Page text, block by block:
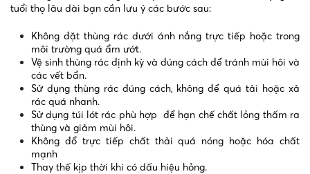
tuổi thọ lâu dài bạn cần lưu ý các bước sau:
Không đặt thùng rác dưới ánh nắng trực tiếp hoặc trong
môi trường quá ẩm ướt.
Vệ sinh thùng rác định kỳ và đúng cách để tránh mùi hôi và
các vết bẩn.
Sử dụng thùng rác đúng cách, không để quá tải hoặc xả
rác quá nhanh.
Sử dụng túi lót rác phù hợp để hạn chế chất lỏng thấm ra
thùng và giảm mùi hôi.
Không đổ trực tiếp chất thải quá nóng hoặc hóa chất
mạnh
Thay thế kịp thời khi có dấu hiệu hỏng.